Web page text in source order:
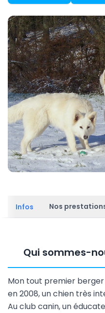
Infos Nos
Qui sommes-
Mon tout premier berger
en 2008, un chien très
Au club canin, un